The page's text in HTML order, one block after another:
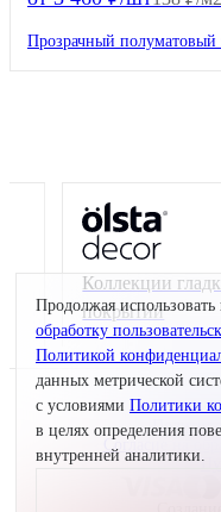
Прозрачный
Коллекции
покрытий
©
Согласие на
Продолжая
обработку
Политикой
данных метрической
с условиями Политики
в целях определения
внутренней аналитики.